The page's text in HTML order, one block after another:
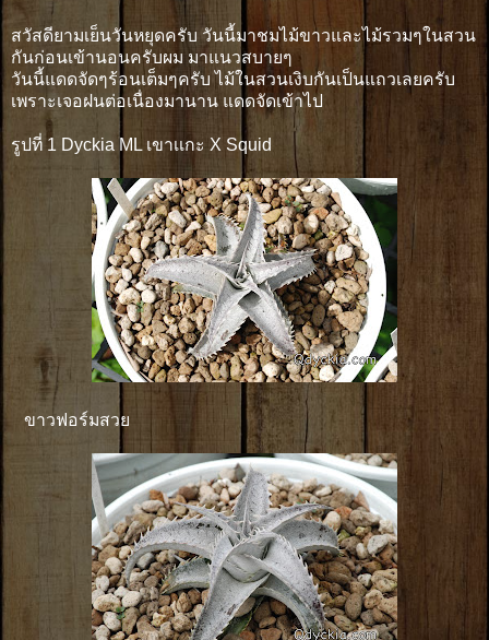
สวัสดียามเย็นวันหยุดครับ วันนี้มาชมไม้ขาวและไม้รวมๆในสวน
กันก่อนเข้านอนครับผม มาแนวสบายๆ
วันนี้แดดจัดๆร้อนเต็มๆครับ ไม้ในสวนเงิบกันเป็นแถวเลยครับ
เพราะเจอฝนต่อเนื่องมานาน แดดจัดเข้าไป
รูปที่ 1 Dyckia ML เขาเเกะ X Squid
ขาวฟอร์มสวย